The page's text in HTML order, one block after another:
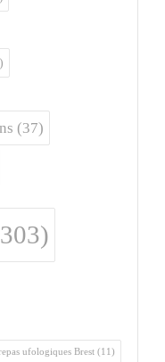
(37)
ufologiques Brest (11)